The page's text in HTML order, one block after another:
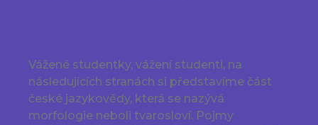
Vážené studentky, vážení studenti, na
následujících stranách si představíme část
české jazykovědy, která se nazývá
morfologie neboli tvarosloví. Pojmy